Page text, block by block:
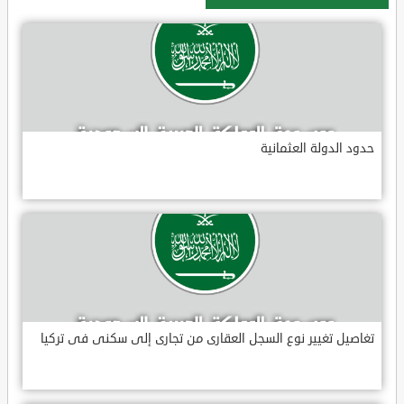
حدود الدولة العثمانية
تغاصيل تغيير نوع السجل العقارى من تجارى إلى سكنى فى تركيا